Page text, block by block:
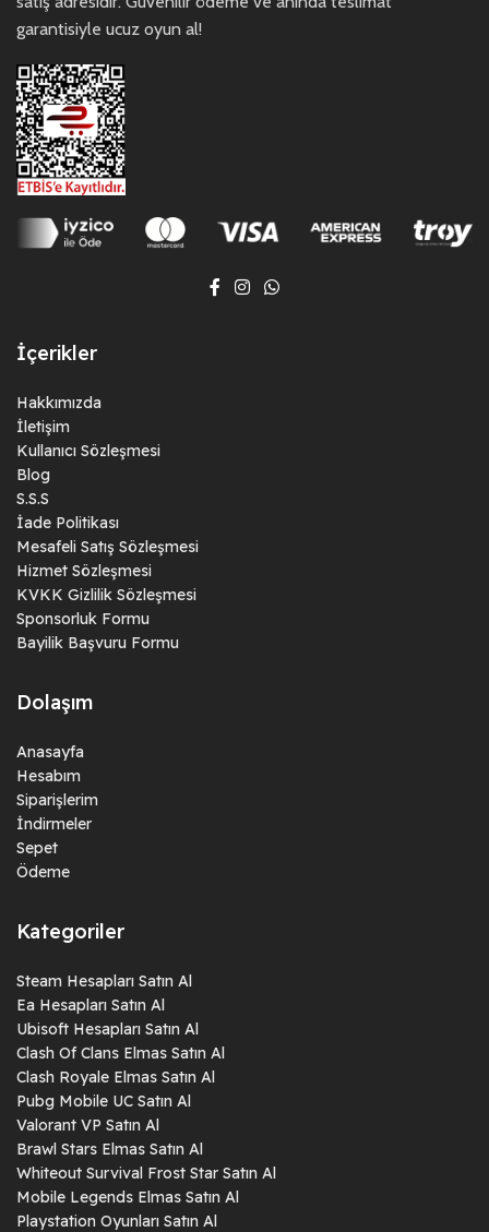
garantisiyle ucuz oyun al!
İçerikler
Hakkımızda
İletişim
Kullanıcı Sözleşmesi
Blog
S.S.S
İade Politikası
Mesafeli Satış Sözleşmesi
Hizmet Sözleşmesi
KVKK Gizlilik Sözleşmesi
Sponsorluk Formu
Bayilik Başvuru Formu
Dolaşım
Anasayfa
Hesabım
Siparişlerim
İndirmeler
Sepet
Ödeme
Kategoriler
Steam Hesapları Satın Al
Ea Hesapları Satın Al
Ubisoft Hesapları Satın Al
Clash Of Clans Elmas Satın Al
Clash Royale Elmas Satın Al
Pubg Mobile UC Satın Al
Valorant VP Satın Al
Brawl Stars Elmas Satın Al
Whiteout Survival Frost Star Satın Al
Mobile Legends Elmas Satın Al
Playstation Oyunları Satın Al